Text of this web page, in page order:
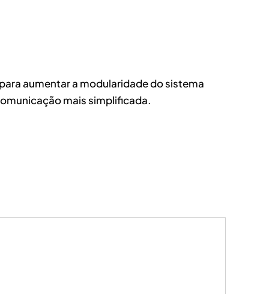
aumentar a modularidade do sistema
mais simplificada.